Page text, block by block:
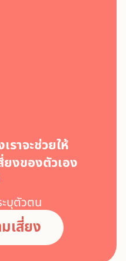
ราจะช่วยให้
ยงของตัวเอง
ะบุตัวตน
เสี่ยง